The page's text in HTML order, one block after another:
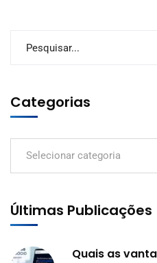
Categorias
Selecionar categoria
Últimas Publicações
Quais as